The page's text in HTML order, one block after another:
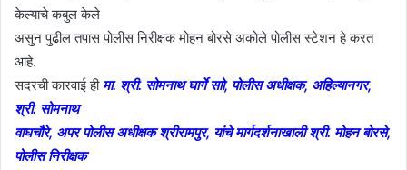
केल्याचे कबुल केले
असुन पुढील तपास पोलीस निरीक्षक मोहन बोरसे अकोले पोलीस स्टेशन हे करत
आहे.
सदरची कारवाई ही मा. श्री. सोमनाथ घार्गे साो, पोलीस अधीक्षक, अहिल्यानगर,
श्री. सोमनाथ
वाघचौरे, अपर पोलीस अधीक्षक श्रीरामपुर, यांचे मार्गदर्शनाखाली श्री. मोहन बोरसे,
पोलीस निरीक्षक